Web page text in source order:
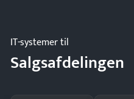
IT-systemer til
Salgsafdelingen